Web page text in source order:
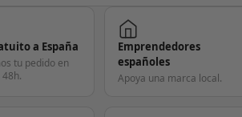
a España
tu pedido en
Emprendedores
españoles
Apoya una marca local.